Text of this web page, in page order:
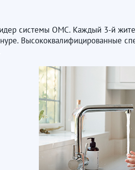
системы ОМС. Каждый 3-й
Высококвалифицированные